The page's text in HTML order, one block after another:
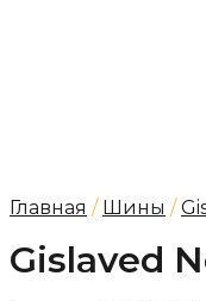
Главная / Шины /
Gislaved